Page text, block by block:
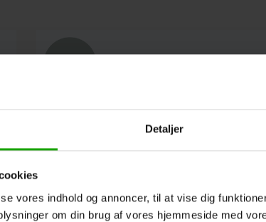
Detaljer
vores indhold og annoncer, til at vise dig
om din brug af vores hjemmeside med